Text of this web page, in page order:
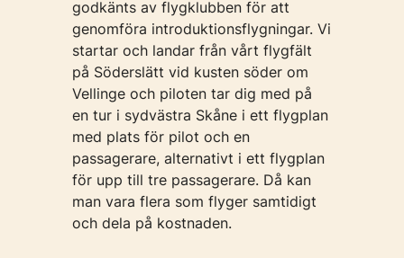
godkänts av flygklubben för att
genomföra introduktionsflygningar. Vi
startar och landar från vårt flygfält
på Söderslätt vid kusten söder om
Vellinge och piloten tar dig med på
en tur i sydvästra Skåne i ett flygplan
med plats för pilot och en
passagerare, alternativt i ett flygplan
för upp till tre passagerare. Då kan
man vara flera som flyger samtidigt
och dela på kostnaden.